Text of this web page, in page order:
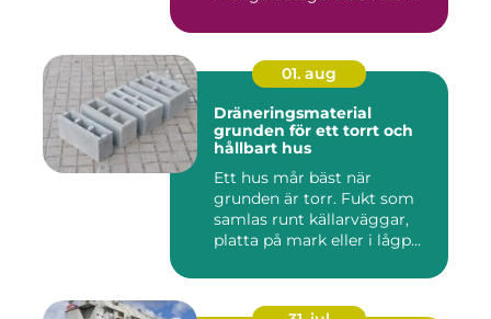
01. aug
Dräneringsmaterial
grunden för ett torrt och
hållbart hus
Ett hus mår bäst när
grunden är torr. Fukt som
samlas runt källarväggar,
platta på mark eller i lågp...